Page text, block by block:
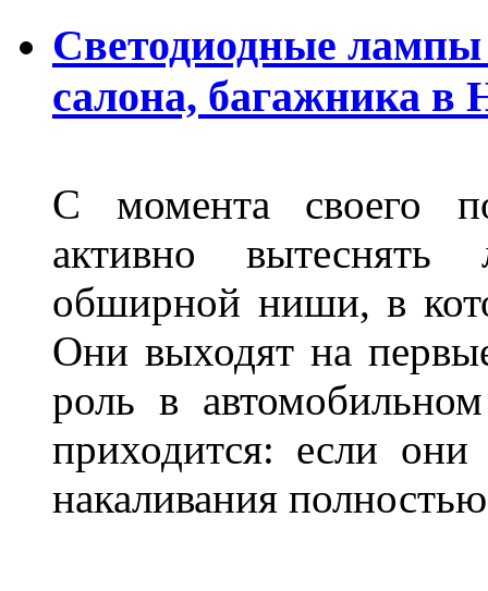
Светодиодные лампы
салона, багажника в
С момента своего
активно
обширной ниши, в
Они выходят на
роль в
приходится: если
накаливания